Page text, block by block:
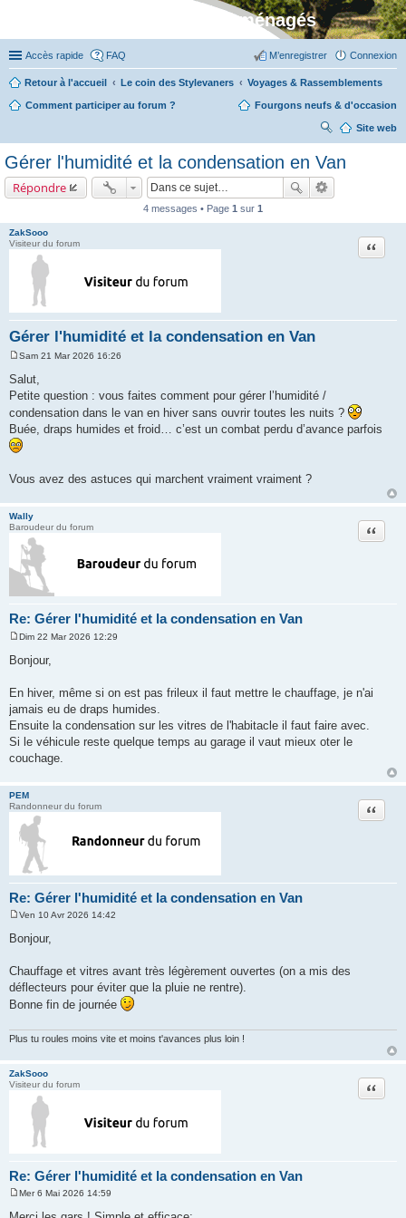
Stylevan - Vans aménagés
Accès rapide FAQ Connexion
M’enregistrer
Retour à l'accueil Le coin des Stylevaners Voyages & Rassemblements
Comment participer au forum ? Fourgons neufs & d'occasion
Site web
her
ch
Gérer l'humidité et la condensation en Van
Répondre
4 messages • Page 1 sur 1
ZakSooo
Visiteur du forum
Gérer l'humidité et la condensation en Van
Citation
e
s
s
g
e
Sam 21 Mar 2026 16:26
Salut,
Petite question : vous faites comment pour gérer l’humidité /
condensation dans le van en hiver sans ouvrir toutes les nuits ?
Buée, draps humides et froid… c’est un combat perdu d’avance parfois
Vous avez des astuces qui marchent vraiment vraiment ?
Wally
Baroudeur du forum
Re: Gérer l'humidité et la condensation en Van
Citation
s
g
e
Dim 22 Mar 2026 12:29
Bonjour,
En hiver, même si on est pas frileux il faut mettre le chauffage, je n'ai
jamais eu de draps humides.
Ensuite la condensation sur les vitres de l'habitacle il faut faire avec.
Si le véhicule reste quelque temps au garage il vaut mieux oter le
couchage.
PEM
Randonneur du forum
Re: Gérer l'humidité et la condensation en Van
Citation
s
g
e
Ven 10 Avr 2026 14:42
Bonjour,
Chauffage et vitres avant très légèrement ouvertes (on a mis des
déflecteurs pour éviter que la pluie ne rentre).
Bonne fin de journée
Plus tu roules moins vite et moins t'avances plus loin !
ZakSooo
Visiteur du forum
Re: Gérer l'humidité et la condensation en Van
Citation
e
Mer 6 Mai 2026 14:59